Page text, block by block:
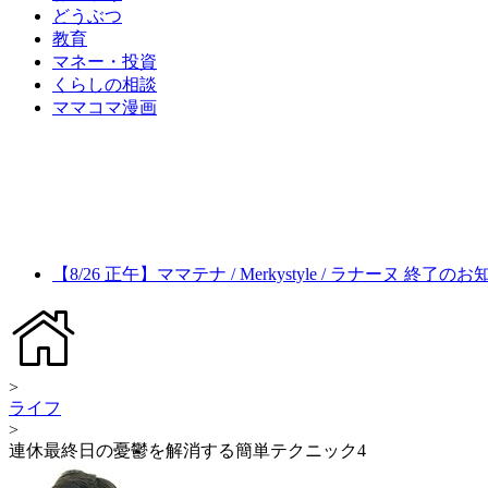
どうぶつ
教育
マネー・投資
くらしの相談
ママコマ漫画
【8/26 正午】ママテナ / Merkystyle / ラナーヌ 終了のお
>
ライフ
>
連休最終日の憂鬱を解消する簡単テクニック4